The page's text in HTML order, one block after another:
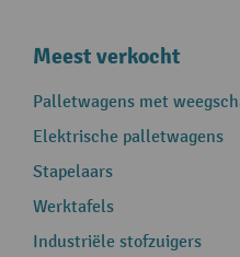
Meest verkocht
Palletwagens met
Elektrische palletwagens
Stapelaars
Werktafels
Industriële stofzuigers